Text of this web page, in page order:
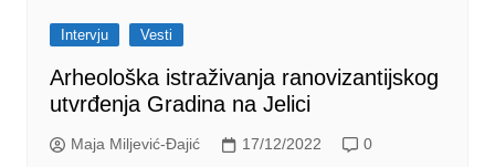
Intervju Vesti
Arheološka istraživanja ranovizantijskog
utvrđenja Gradina na Jelici
Maja Miljević-Đajić 17/12/2022 0